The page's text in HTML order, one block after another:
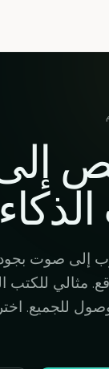
إلى صوت
مثالي للكتب